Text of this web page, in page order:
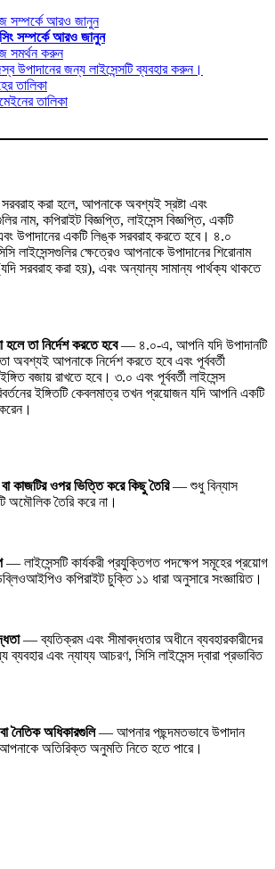
সম্পর্কে আরও জানুন
সম্পর্কে আরও জানুন
সমর্থন করুন
উপাদানের জন্য লাইসেন্সটি ব্যবহার করুন।
তালিকা
তালিকা
করা হলে, আপনাকে অবশ্যই স্রষ্টা এবং
নাম, কপিরাইট বিজ্ঞপ্তি, লাইসেন্স বিজ্ঞপ্তি, একটি
এবং উপাদানের একটি লিঙ্ক সরবরাহ করতে হবে। ৪.০
লাইসেন্সগুলির ক্ষেত্রেও আপনাকে উপাদানের শিরোনাম
সরবরাহ করা হয়), এবং অন্যান্য সামান্য পার্থক্য থাকতে
তা নির্দেশ করতে হবে— ৪.০-এ, আপনি যদি উপাদানটি
অবশ্যই আপনাকে নির্দেশ করতে হবে এবং পূর্ববর্তী
বজায় রাখতে হবে। ৩.০ এবং পূর্ববর্তী লাইসেন্স
ইঙ্গিতটি কেবলমাত্র তখন প্রয়োজন যদি আপনি একটি
কাজটির ওপর ভিত্তি করে কিছু তৈরি— শুধু বিন্যাস
অমৌলিক তৈরি করে না।
— লাইসেন্সটি কার্যকরী প্রযুক্তিগত পদক্ষেপ সমূহের প্রয়োগ
কপিরাইট চুক্তি ১১ ধারা অনুসারে সংজ্ঞায়িত।
— ব্যতিক্রম এবং সীমাবদ্ধতার অধীনে ব্যবহারকারীদের
ব্যবহার এবং ন্যায্য আচরণ, সিসি লাইসেন্স দ্বারা প্রভাবিত
নৈতিক অধিকারগুলি— আপনার পছন্দমতভাবে উপাদান
অতিরিক্ত অনুমতি নিতে হতে পারে।